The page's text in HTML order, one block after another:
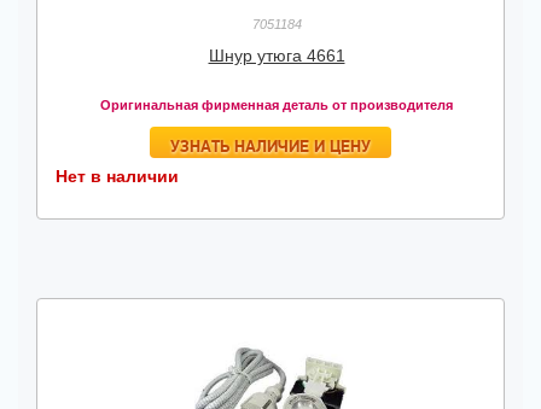
7051184
Шнур утюга 4661
Оригинальная фирменная деталь от производителя
УЗНАТЬ НАЛИЧИЕ И ЦЕНУ
Нет в наличии